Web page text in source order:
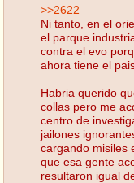
>>2622
Ni tanto, en el
el parque
contra el evo
ahora tiene el
Habria querido
collas pero me
centro de
jailones
cargando misiles
que esa gente
resultaron igual